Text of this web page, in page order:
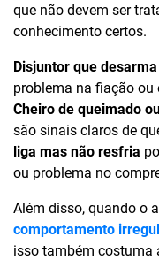
que não devem ser
conhecimento certos.
Disjuntor que
problema na fiação ou
Cheiro de queimado
são sinais claros de
liga mas não resfria
ou problema no
Além disso, quando o
comportamento
isso também costuma